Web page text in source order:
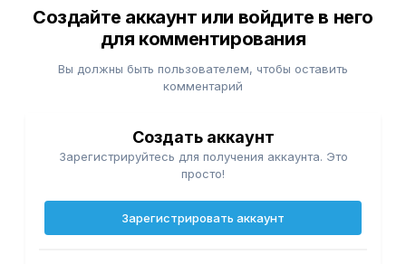
Создайте аккаунт или войдите в него
для комментирования
Вы должны быть пользователем, чтобы оставить
комментарий
Создать аккаунт
Зарегистрируйтесь для получения аккаунта. Это
просто!
Зарегистрировать аккаунт